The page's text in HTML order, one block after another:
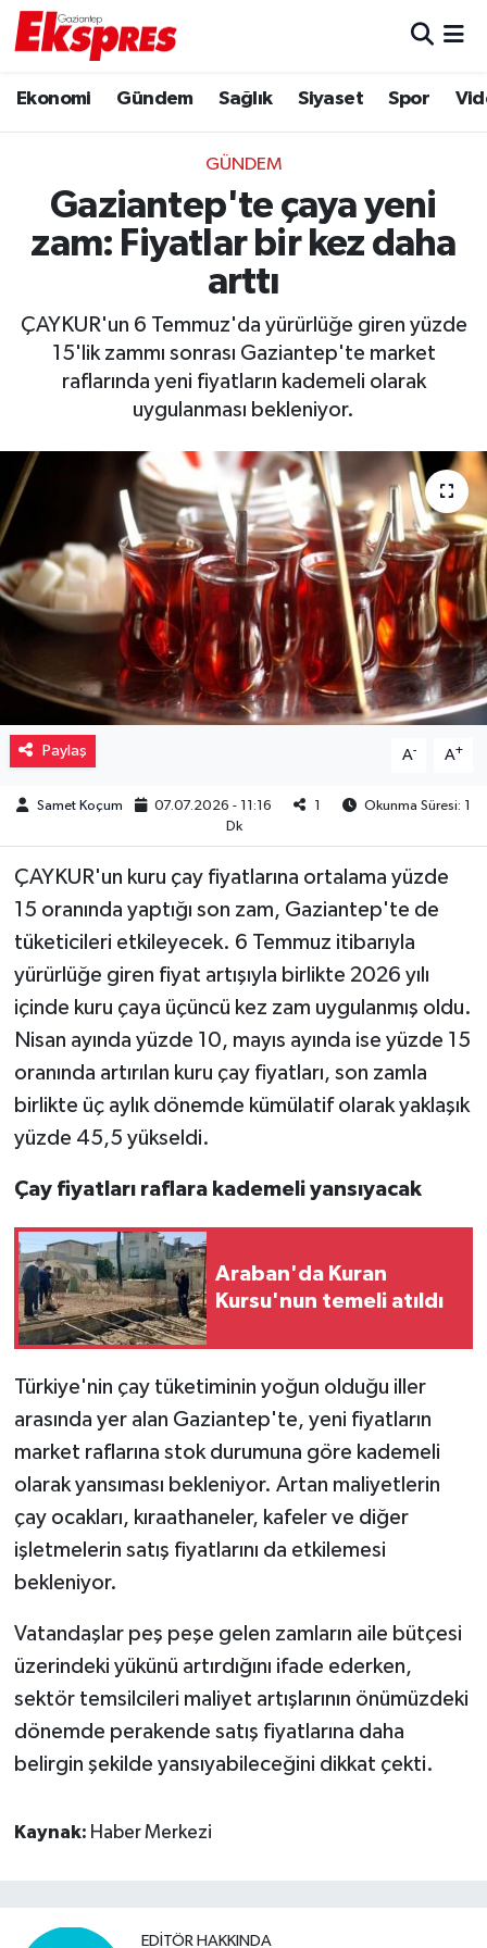
Ekonomi Gündem Sağlık Siyaset Spor
GÜNDEM
Gaziantep'te çaya yeni
zam: Fiyatlar bir kez daha
arttı
ÇAYKUR'un 6 Temmuz'da yürürlüğe giren yüzde
15'lik zammı sonrası Gaziantep'te market
raflarında yeni fiyatların kademeli olarak
uygulanması bekleniyor.
Paylaş A- A+
Samet Koçum 07.07.2026 - 11:16 1
Okunma Süresi: 1
Dk
ÇAYKUR'un kuru çay fiyatlarına ortalama yüzde
15 oranında yaptığı son zam, Gaziantep'te de
tüketicileri etkileyecek. 6 Temmuz itibarıyla
yürürlüğe giren fiyat artışıyla birlikte 2026 yılı
içinde kuru çaya üçüncü kez zam uygulanmış oldu.
Nisan ayında yüzde 10, mayıs ayında ise yüzde 15
oranında artırılan kuru çay fiyatları, son zamla
birlikte üç aylık dönemde kümülatif olarak yaklaşık
yüzde 45,5 yükseldi.
Çay fiyatları raflara kademeli yansıyacak
Araban'da Kuran
Kursu'nun temeli atıldı
Türkiye'nin çay tüketiminin yoğun olduğu iller
arasında yer alan Gaziantep'te, yeni fiyatların
market raflarına stok durumuna göre kademeli
olarak yansıması bekleniyor. Artan maliyetlerin
çay ocakları, kıraathaneler, kafeler ve diğer
işletmelerin satış fiyatlarını da etkilemesi
bekleniyor.
Vatandaşlar peş peşe gelen zamların aile bütçesi
üzerindeki yükünü artırdığını ifade ederken,
sektör temsilcileri maliyet artışlarının önümüzdeki
dönemde perakende satış fiyatlarına daha
belirgin şekilde yansıyabileceğini dikkat çekti.
Kaynak: Haber Merkezi
EDITÖR HAKKINDA
Ekonomi
Gaziantep son dakika
Genel
Haberler
Kültür Sanat
Magazin
Piyasa
Resmi İlanlar
Sağlık
Sinemalar
Siyaset
Teknoloji
Türkiye
Video Haber
Yaşam
Yeme-İçme
Yemek
Trafik Durumu
Puan Durumu ve Fikstür
Tüm Manşetler
Haber Arşivi